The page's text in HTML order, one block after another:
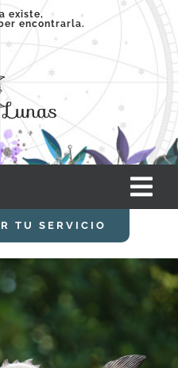
existe,
encontrarla.
TU SERVICIO